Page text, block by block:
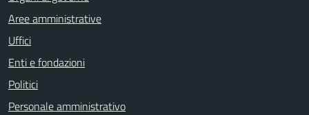
Aree amministrative
Uffici
Enti e fondazioni
Politici
Personale amministrativo